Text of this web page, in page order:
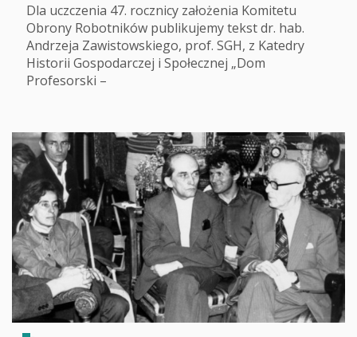
Dla uczczenia 47. rocznicy założenia Komitetu
Obrony Robotników publikujemy tekst dr. hab.
Andrzeja Zawistowskiego, prof. SGH, z Katedry
Historii Gospodarczej i Społecznej „Dom
Profesorski –